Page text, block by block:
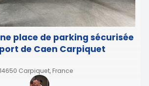
place de parking sécurisée
de Caen Carpiquet
Carpiquet, France